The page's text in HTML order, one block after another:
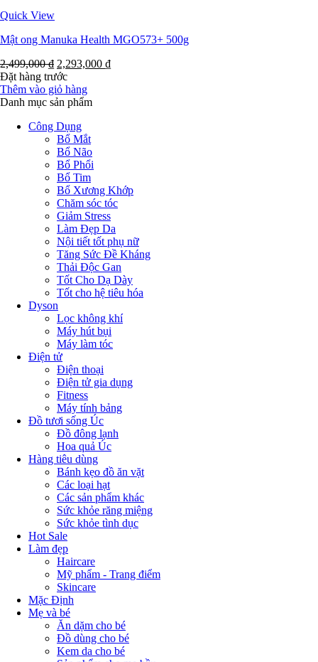
Quick View
Mật ong Manuka Health MGO573+ 500g
2,499,000₫ 2,293,000 ₫
Đặt hàng trước
Thêm vào giỏ hàng
Danh mục sản phẩm
Công Dụng
Bổ Mắt
Bổ Não
Bổ Phổi
Bổ Tim
Bổ Xương Khớp
Chăm sóc tóc
Giảm Stress
Làm Đẹp Da
Nội tiết tốt phụ nữ
Tăng Sức Đề Kháng
Thải Độc Gan
Tốt Cho Dạ Dày
Tốt cho hệ tiêu hóa
Dyson
Lọc không khí
Máy hút bụi
Máy làm tóc
Điện tử
Điện thoại
Điện tử gia dụng
Fitness
Máy tính bảng
Đồ tươi sống Úc
Đồ đông lạnh
Hoa quả Úc
Hàng tiêu dùng
Bánh kẹo đồ ăn vặt
Các loại hạt
Các sản phẩm khác
Sức khỏe răng miệng
Sức khỏe tình dục
Hot Sale
Làm đẹp
Haircare
Mỹ phẩm - Trang điểm
Skincare
Mặc Định
Mẹ và bé
Ăn dặm cho bé
Đồ dùng cho bé
Kem da cho bé